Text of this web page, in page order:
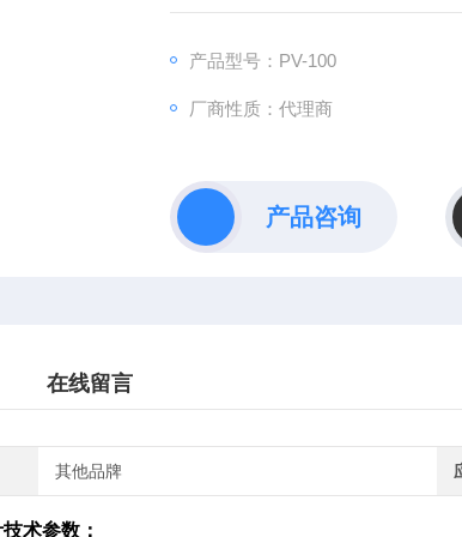
产品型号：PV-100
厂商性质：代理商
产品咨询
在线留言
其他品牌
技术参数：